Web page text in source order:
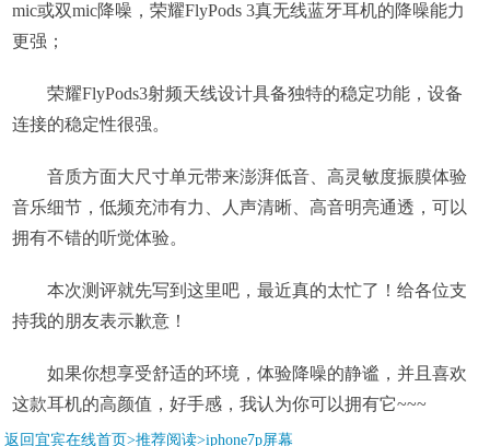
mic或双mic降噪，荣耀FlyPods 3真无线蓝牙耳机的降噪能力
更强；
荣耀FlyPods3射频天线设计具备独特的稳定功能，设备
连接的稳定性很强。
音质方面大尺寸单元带来澎湃低音、高灵敏度振膜体验
音乐细节，低频充沛有力、人声清晰、高音明亮通透，可以
拥有不错的听觉体验。
本次测评就先写到这里吧，最近真的太忙了！给各位支
持我的朋友表示歉意！
如果你想享受舒适的环境，体验降噪的静谧，并且喜欢
这款耳机的高颜值，好手感，我认为你可以拥有它~~~
返回宜宾在线首页>推荐阅读>iphone7p屏幕